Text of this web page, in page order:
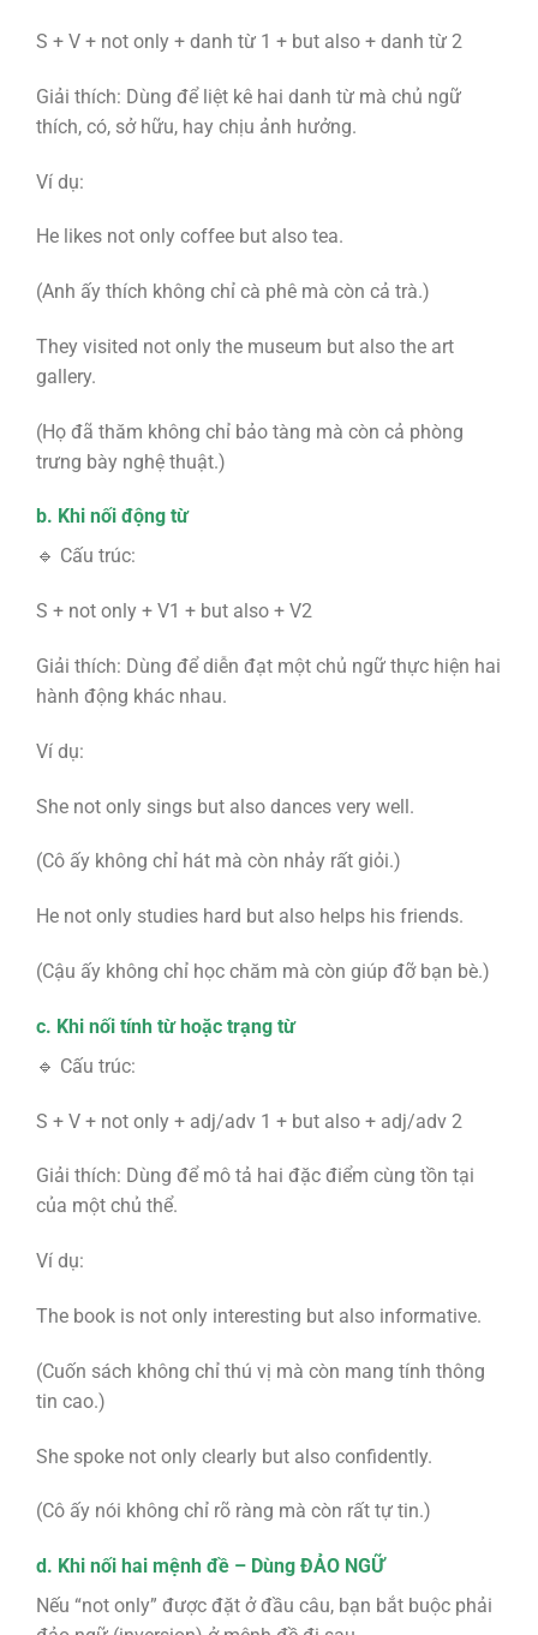
S + V + not only + danh từ 1 + but also + danh từ 2
Giải thích: Dùng để liệt kê hai danh từ mà chủ ngữ
thích, có, sở hữu, hay chịu ảnh hưởng.
Ví dụ:
He likes not only coffee but also tea.
(Anh ấy thích không chỉ cà phê mà còn cả trà.)
They visited not only the museum but also the art
gallery.
(Họ đã thăm không chỉ bảo tàng mà còn cả phòng
trưng bày nghệ thuật.)
b. Khi nối động từ
🔹 Cấu trúc:
S + not only + V1 + but also + V2
Giải thích: Dùng để diễn đạt một chủ ngữ thực hiện hai
hành động khác nhau.
Ví dụ:
She not only sings but also dances very well.
(Cô ấy không chỉ hát mà còn nhảy rất giỏi.)
He not only studies hard but also helps his friends.
(Cậu ấy không chỉ học chăm mà còn giúp đỡ bạn bè.)
c. Khi nối tính từ hoặc trạng từ
🔹 Cấu trúc:
S + V + not only + adj/adv 1 + but also + adj/adv 2
Giải thích: Dùng để mô tả hai đặc điểm cùng tồn tại
của một chủ thể.
Ví dụ:
The book is not only interesting but also informative.
(Cuốn sách không chỉ thú vị mà còn mang tính thông
tin cao.)
She spoke not only clearly but also confidently.
(Cô ấy nói không chỉ rõ ràng mà còn rất tự tin.)
d. Khi nối hai mệnh đề – Dùng ĐẢO NGỮ
Nếu “not only” được đặt ở đầu câu, bạn bắt buộc phải